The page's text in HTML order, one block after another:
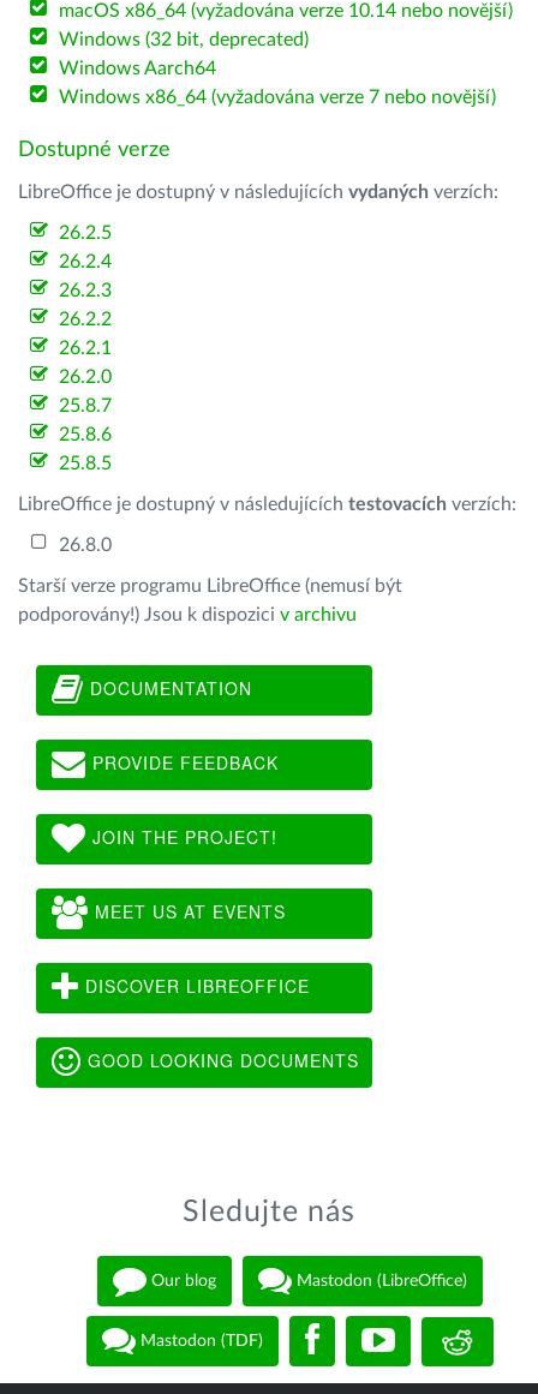
macOS x86_64 (vyžadována verze 10.14 nebo novější)
Windows (32 bit, deprecated)
Windows Aarch64
Windows x86_64 (vyžadována verze 7 nebo novější)
Dostupné verze
LibreOffice je dostupný v následujících vydaných verzích:
26.2.5
26.2.4
26.2.3
26.2.2
26.2.1
26.2.0
25.8.7
25.8.6
25.8.5
LibreOffice je dostupný v následujících testovacích verzích:
26.8.0
Starší verze programu LibreOffice (nemusí být
podporovány!) Jsou k dispozici v archivu
DOCUMENTATION
PROVIDE FEEDBACK
JOIN THE PROJECT!
MEET US AT EVENTS
DISCOVER LIBREOFFICE
GOOD LOOKING DOCUMENTS
Sledujte nás
Our blog Mastodon (LibreOffice)
Mastodon (TDF)